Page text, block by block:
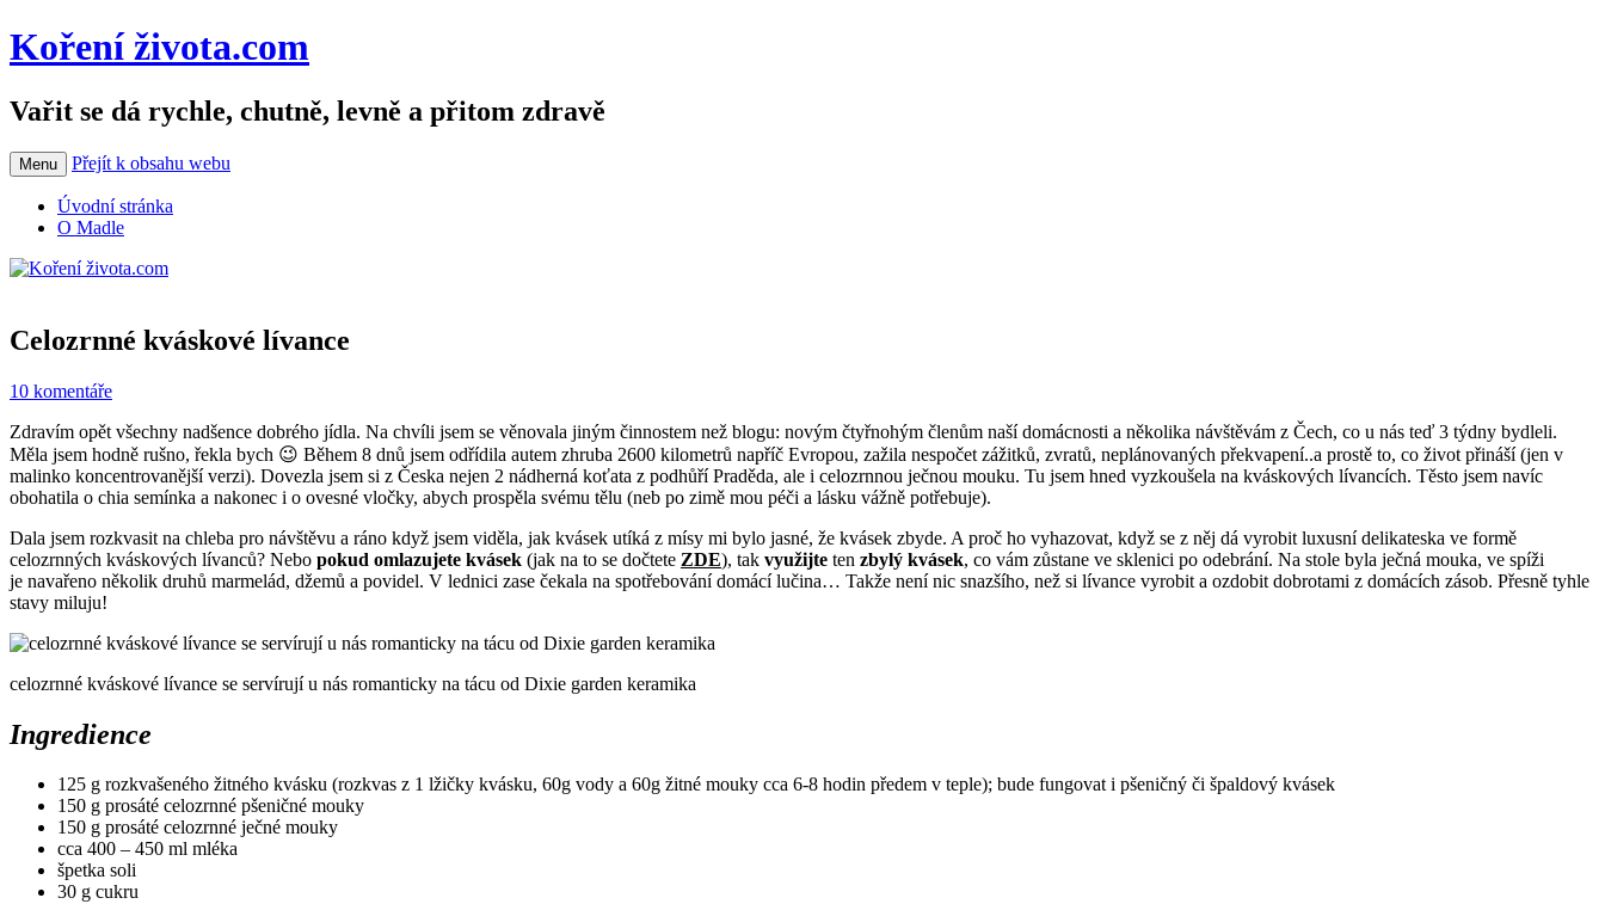
Koření života.com
Vařit se dá rychle, chutně, levně a přitom zdravě
Menu Přejít k obsahu webu
Úvodní stránka
O Madle
Celozrnné kváskové lívance
10 komentáře
Zdravím opět všechny nadšence dobrého jídla. Na chvíli jsem se věnovala jiným činnostem než blogu: novým čtyřnohým členům naší domácnosti a několika návštěvám z Čech, co u nás teď 3 týdny bydleli.
Měla jsem hodně rušno, řekla bych 😉 Během 8 dnů jsem odřídila autem zhruba 2600 kilometrů napříč Evropou, zažila nespočet zážitků, zvratů, neplánovaných překvapení..a prostě to, co život přináší (jen v
malinko koncentrovanější verzi). Dovezla jsem si z Česka nejen 2 nádherná koťata z podhůří Praděda, ale i celozrnnou ječnou mouku. Tu jsem hned vyzkoušela na kváskových lívancích. Těsto jsem navíc
obohatila o chia semínka a nakonec i o ovesné vločky, abych prospěla svému tělu (neb po zimě mou péči a lásku vážně potřebuje).
Dala jsem rozkvasit na chleba pro návštěvu a ráno když jsem viděla, jak kvásek utíká z mísy mi bylo jasné, že kvásek zbyde. A proč ho vyhazovat, když se z něj dá vyrobit luxusní delikateska ve formě
celozrnných kváskových lívanců? Nebo pokud omlazujete kvásek (jak na to se dočtete ZDE), tak využijte ten zbylý kvásek, co vám zůstane ve sklenici po odebrání. Na stole byla ječná mouka, ve spíži
je navařeno několik druhů marmelád, džemů a povidel. V lednici zase čekala na spotřebování domácí lučina… Takže není nic snazšího, než si lívance vyrobit a ozdobit dobrotami z domácích zásob. Přesně tyhle
stavy miluju!
celozrnné kváskové lívance se servírují u nás romanticky na tácu od Dixie garden keramika
Ingredience
125 g rozkvašeného žitného kvásku (rozkvas z 1 lžičky kvásku, 60g vody a 60g žitné mouky cca 6-8 hodin předem v teple); bude fungovat i pšeničný či špaldový kvásek
150 g prosáté celozrnné pšeničné mouky
150 g prosáté celozrnné ječné mouky
cca 400 – 450 ml mléka
špetka soli
30 g cukru